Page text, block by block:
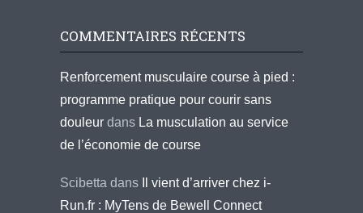
COMMENTAIRES RÉCENTS
Renforcement musculaire course à pied :
programme pratique pour courir sans
douleur dans La musculation au service
de l’économie de course
Scibetta dans
Il vient d’arriver chez i-
Run.fr : MyTens de Bewell Connect